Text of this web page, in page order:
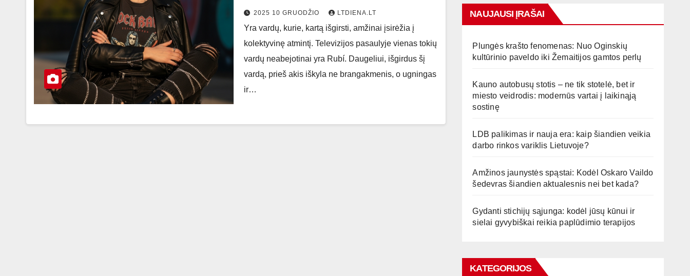
2025 10 GRUODŽIO LTDIENA.LT
Yra vardų, kurie, kartą išgirsti, amžinai įsirėžia į
kolektyvinę atmintį. Televizijos pasaulyje vienas tokių
vardų neabejotinai yra Rubí. Daugeliui, išgirdus šį
vardą, prieš akis iškyla ne brangakmenis, o ugningas
ir…
NAUJAUSI ĮRAŠAI
Plungės krašto fenomenas: Nuo Oginskių
kultūrinio paveldo iki Žemaitijos gamtos perlų
Kauno autobusų stotis – ne tik stotelė, bet ir
miesto veidrodis: modernūs vartai į laikinąją
sostinę
LDB palikimas ir nauja era: kaip šiandien veikia
darbo rinkos variklis Lietuvoje?
Amžinos jaunystės spąstai: Kodėl Oskaro Vaildo
šedevras šiandien aktualesnis nei bet kada?
Gydanti stichijų sąjunga: kodėl jūsų kūnui ir
sielai gyvybiškai reikia paplūdimio terapijos
KATEGORIJOS